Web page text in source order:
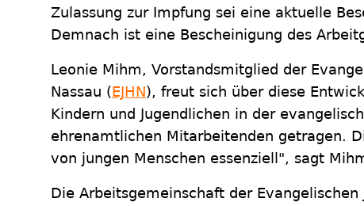
Zulassung zur Impfung sei eine aktuelle
Demnach ist eine Bescheinigung des
Leonie Mihm, Vorstandsmitglied der
Nassau (EJHN), freut sich über diese
Kindern und Jugendlichen in der
ehrenamtlichen Mitarbeitenden getragen.
von jungen Menschen essenziell", sagt
Die Arbeitsgemeinschaft der Evangelischen